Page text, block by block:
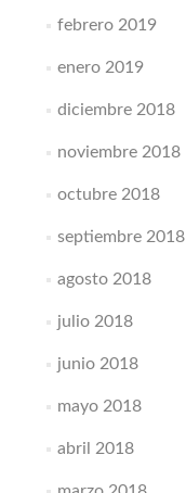
febrero 2019
enero 2019
diciembre 2018
noviembre 2018
octubre 2018
septiembre 2018
agosto 2018
julio 2018
junio 2018
mayo 2018
abril 2018